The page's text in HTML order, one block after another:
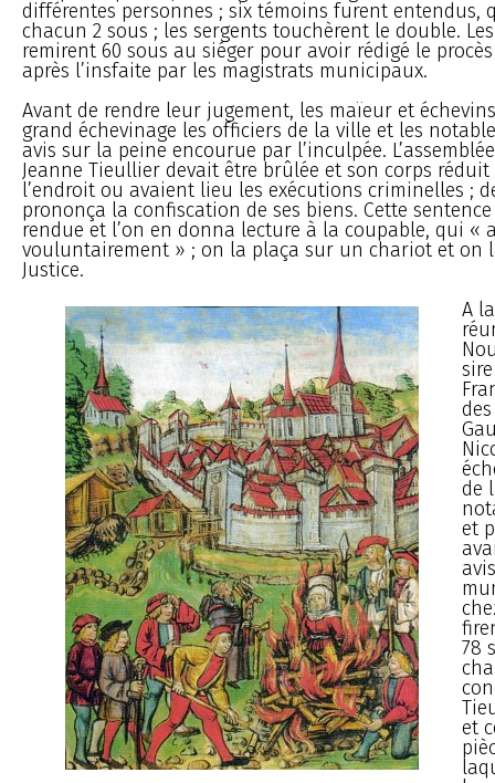
différentes personnes ; six témoins furent entendus,
chacun 2 sous ; les sergents touchèrent le double.
remirent 60 sous au siéger pour avoir rédigé le
après l’insfaite par les magistrats municipaux.
Avant de rendre leur jugement, les maïeur et
grand échevinage les officiers de la ville et les
avis sur la peine encourue par l’inculpée.
Jeanne Tieullier devait être brûlée et son corps réduit
l’endroit ou avaient lieu les exécutions criminelles ;
prononça la confiscation de ses biens. Cette
rendue et l’on en donna lecture à la coupable, qui «
vouluntairement » ; on la plaça sur un chariot et on
Justice.
A
de
et
78
et